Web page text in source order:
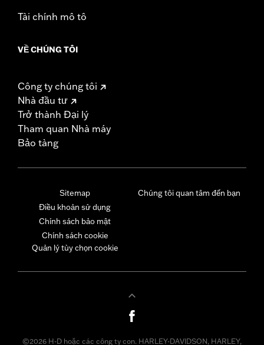
Tài chính mô tô
VỀ CHÚNG TÔI
Công ty chúng tôi
Nhà đầu tư
Trở thành Đại lý
Tham quan Nhà máy
Bảo tàng
Sitemap
Điều khoản sử dụng
Chính sách bảo mật
Chính sách cookie
Quản lý tùy chọn cookie
Chúng tôi quan tâm đến bạn
©2026 H-D hoặc các công ty con. HARLEY-DAVIDSON, HARLEY,